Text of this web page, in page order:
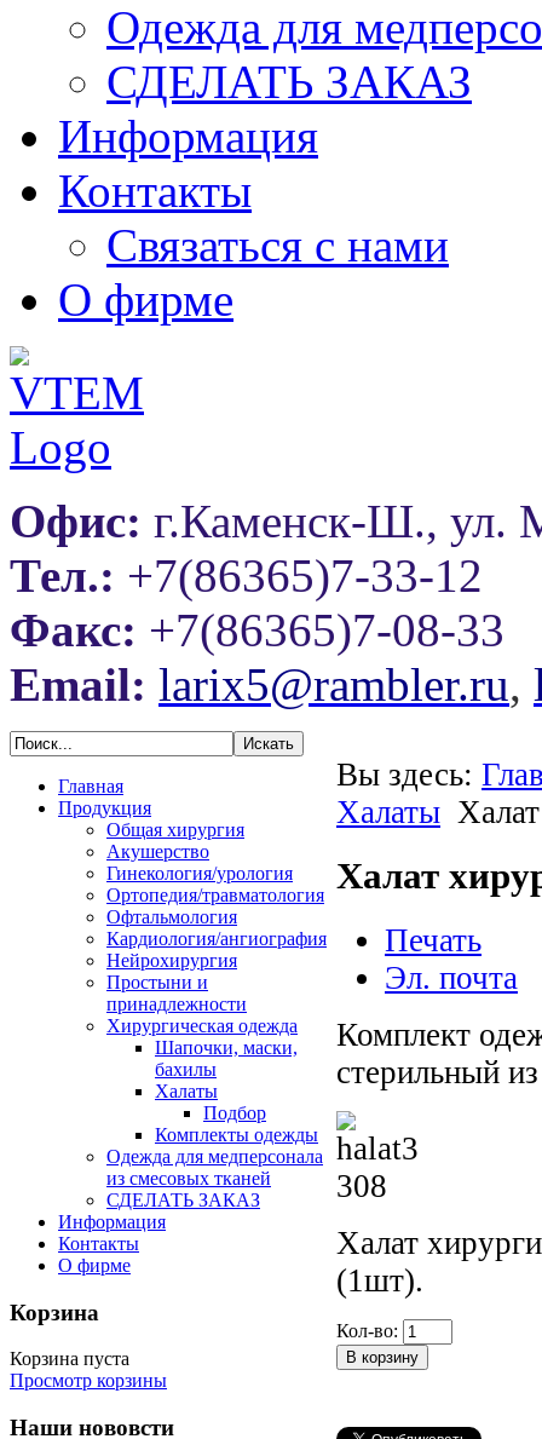
Одежда для
СДЕЛАТЬ ЗАКАЗ
Информация
Контакты
Связаться с нами
О фирме
Офис: г.Каменск-Ш., ул.
Тел.: +7(86365)7-33-12
Факс: +7(86365)7-08-33
Email: larix5@rambler.ru,
Главная
Продукция
Общая хирургия
Акушерство
Гинекология/урология
Ортопедия/травматология
Офтальмология
Кардиология/ангиография
Нейрохирургия
Простыни и
принадлежности
Хирургическая одежда
Шапочки, маски,
бахилы
Халаты
Подбор
Комплекты одежды
Одежда для медперсонала
из смесовых тканей
СДЕЛАТЬ ЗАКАЗ
Информация
Контакты
О фирме
Корзина
Корзина пуста
Просмотр корзины
Наши нововсти
Вы здесь:
Халаты
Халат
Печать
Эл. почта
Комплект
стерильный
Халат
(1шт).
Кол-во: